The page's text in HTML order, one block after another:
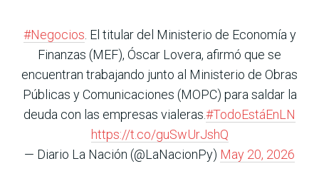
#Negocios . El titular del Ministerio de Economía y
Finanzas (MEF), Óscar Lovera, afirmó que se
encuentran trabajando junto al Ministerio de Obras
Públicas y Comunicaciones (MOPC) para saldar la
deuda con las empresas vialeras.#TodoEstáEnLN
https://t.co/guSwUrJshQ
— Diario La Nación (@LaNacionPy) May 20, 2026